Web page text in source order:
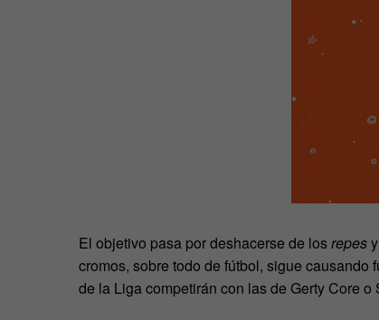
El objetivo pasa por deshacerse de losrepes
cromos, sobre todo de fútbol, sigue
de la Liga competirán con las de Gerty Core